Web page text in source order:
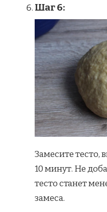
Шаг 6:
Замесите тесто,
10 минут. Не
тесто станет
замеса.